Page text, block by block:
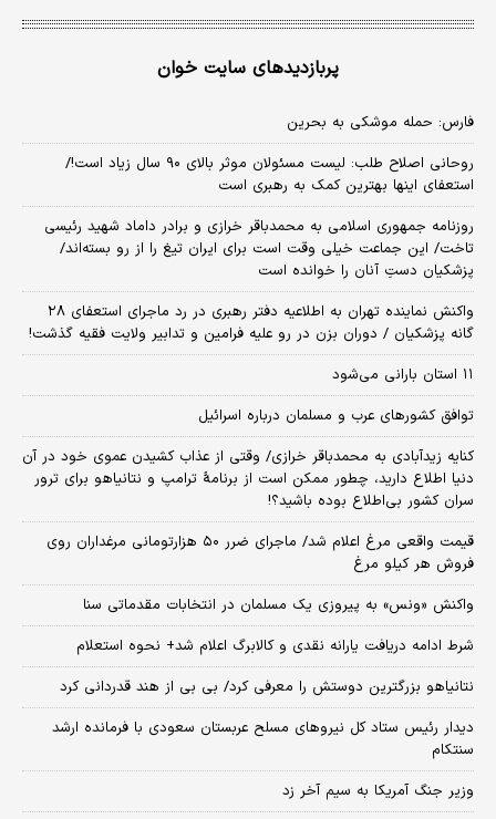
پربازدیدهای سایت خوان
فارس: حمله موشکی به بحرین
روحانی اصلاح طلب: ‌لیست مسئولان موثر بالای ۹۰ سال زیاد است!/
استعفای اینها بهترین کمک به رهبری است
روزنامه جمهوری اسلامی به محمدباقر خرازی و برادر داماد شهید رئیسی
تاخت/ این جماعت خیلی وقت است برای ایران تیغ را از رو بسته‌اند/
پزشکیان دستِ آنان را خوانده است
واکنش نماینده تهران به اطلاعیه دفتر رهبری در رد ماجرای استعفای ۲۸
گانه پزشکیان / دوران بزن در رو علیه فرامین و تدابیر ولایت فقیه گذشت!
۱۱ استان بارانی می‌شود
توافق کشورهای عرب و مسلمان درباره اسرائیل
کنایه زیدآبادی به محمدباقر خرازی/ وقتی از عذاب کشیدن عموی خود در آن
دنیا اطلاع دارید، چطور ممکن است از برنامهٔ ترامپ و نتانیاهو برای ترور
سران کشور بی‌اطلاع بوده باشید؟!
قیمت واقعی مرغ اعلام شد/ ماجرای ضرر ۵۰ هزارتومانی مرغداران روی
فروش هر کیلو مرغ
واکنش «ونس» به پیروزی یک مسلمان در انتخابات مقدماتی سنا
شرط ادامه دریافت یارانه نقدی و کالابرگ اعلام شد+ نحوه استعلام
نتانیاهو بزرگترین دوستش را معرفی کرد/ بی بی از هند قدردانی کرد
دیدار رئیس ستاد کل نیروهای مسلح عربستان سعودی با فرمانده ارشد
سنتکام
وزیر جنگ آمریکا به سیم آخر زد